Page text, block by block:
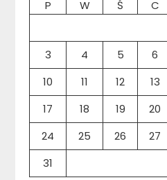
P W Ś C
3
4 5 6
10
11 12 13
17
18 19 20
24
25 26 27
31